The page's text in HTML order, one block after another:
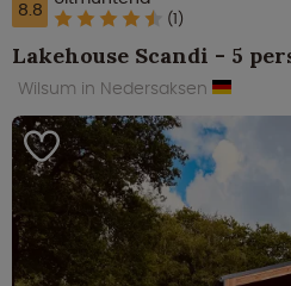
8.8 (1)
Lakehouse Scandi - 5
Wilsum in Nedersaksen